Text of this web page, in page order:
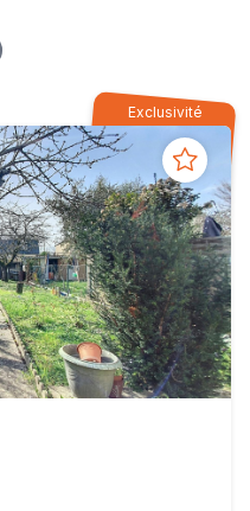
Exclusivité